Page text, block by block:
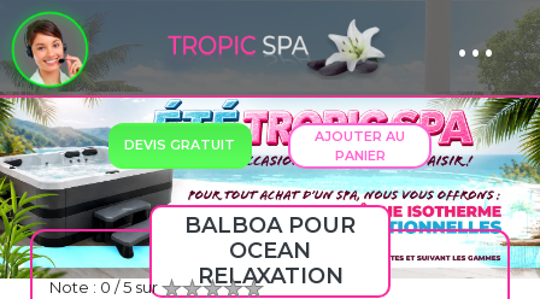
Panneau de gestion des cookies ...
Previous Next
DEVIS GRATUIT
AJOUTER AU
PANIER
BALBOA POUR
OCEAN
RELAXATION
Note : 0 / 5 sur